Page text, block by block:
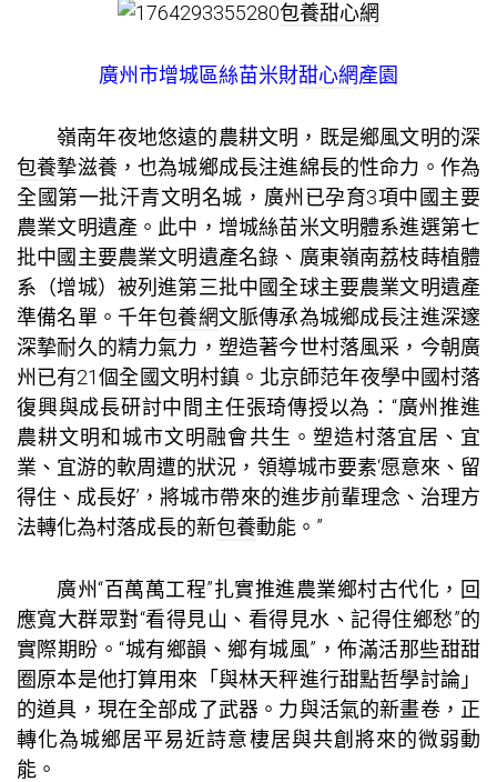
包養甜心網
廣州市增城區絲苗米財甜心網產園
嶺南年夜地悠遠的農耕文明，既是鄉風文明的深
包養摯滋養，也為城鄉成長注進綿長的性命力。作為
全國第一批汗青文明名城，廣州已孕育3項中國主要
農業文明遺產。此中，增城絲苗米文明體系進選第七
批中國主要農業文明遺產名錄、廣東嶺南荔枝蒔植體
系（增城）被列進第三批中國全球主要農業文明遺產
準備名單。千年包養網文脈傳承為城鄉成長注進深邃
深摯耐久的精力氣力，塑造著今世村落風采，今朝廣
州已有21個全國文明村鎮。北京師范年夜學中國村落
復興與成長研討中間主任張琦傳授以為：“廣州推進
農耕文明和城市文明融會共生。塑造村落宜居、宜
業、宜游的軟周遭的狀況，領導城市要素‘愿意來、留
得住、成長好’，將城市帶來的進步前輩理念、治理方
法轉化為村落成長的新包養動能。”
廣州“百萬萬工程”扎實推進農業鄉村古代化，回
應寬大群眾對“看得見山、看得見水、記得住鄉愁”的
實際期盼。“城有鄉韻、鄉有城風”，佈滿活那些甜甜
圈原本是他打算用來「與林天秤進行甜點哲學討論」
的道具，現在全部成了武器。力與活氣的新畫卷，正
轉化為城鄉居平易近詩意棲居與共創將來的微弱動
能。